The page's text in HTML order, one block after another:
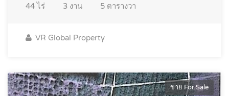
44 ไร่ 3 งาน 5 ตารางวา
VR Global Property
ขาย For Sale